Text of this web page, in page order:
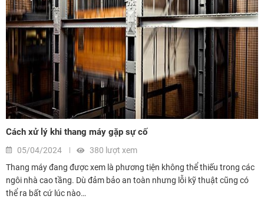
Cách xử lý khi thang máy gặp sự cố
05/04/2024
380 lượt xem
Thang máy đang được xem là phương tiện không thể thiếu trong các
ngôi nhà cao tầng. Dù đảm bảo an toàn nhưng lỗi kỹ thuật cũng có
thể ra bất cứ lúc nào…